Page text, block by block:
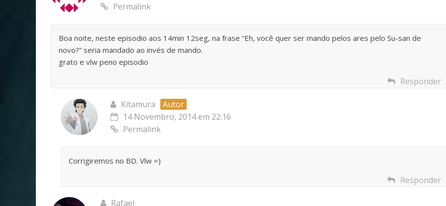
Permalink
Boa noite, neste episodio aos 14min 12seg, na frase “Eh, você quer ser mando pelos ares pelo Su-san de
novo?” seria mandado ao invés de mando.
grato e vlw peno episodio
Responder
Kitamura
Autor
14 Novembro, 2014 em 22:16
Permalink
Corrigiremos no BD. Vlw =)
Responder
Rafael